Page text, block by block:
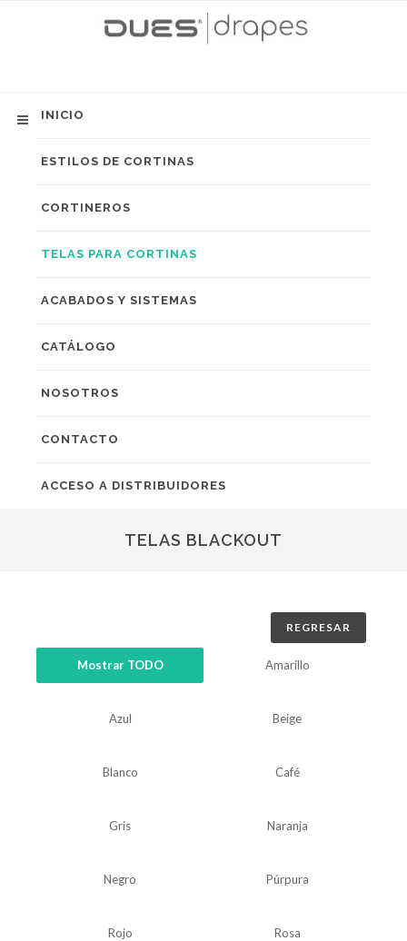
INICIO
ESTILOS DE CORTINAS
CORTINEROS
TELAS PARA CORTINAS
ACABADOS Y SISTEMAS
CATÁLOGO
NOSOTROS
CONTACTO
ACCESO A DISTRIBUIDORES
TELAS BLACKOUT
REGRESAR
Mostrar TODO Amarillo
Azul Beige
Blanco Café
Gris Naranja
Negro Púrpura
Rojo Rosa